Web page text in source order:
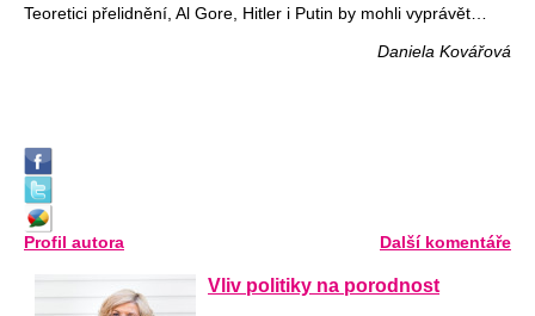
Teoretici přelidnění, Al Gore, Hitler i Putin by mohli vyprávět…
Daniela Kovářová
Profil autora Další komentáře
Vliv politiky na porodnost